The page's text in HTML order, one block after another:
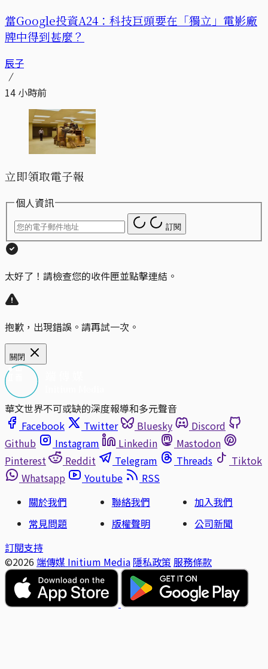
當Google投資A24：科技巨頭要在「獨立」電影廠
牌中得到甚麼？
辰子
14 小時前
立即領取電子報
個人資訊
訂閱
太好了！請檢查您的收件匣並點擊連結。
抱歉，出現錯誤。請再試一次。
關閉
華文世界不可或缺的深度報導和多元聲音
Facebook
Twitter Bluesky
Discord
Github
Instagram Linkedin
Mastodon
Pinterest
Reddit Telegram Threads
Tiktok
Whatsapp
Youtube
RSS
關於我們
聯絡我們
加入我們
常見問題
版權聲明
公司新聞
訂閱支持
©2026 端傳媒 Initium Media 隱私政策 服務條款